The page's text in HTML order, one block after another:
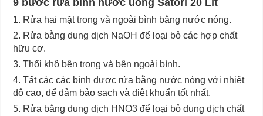
9 bước rửa bình nước uống Satori 20 Lít
Rửa hai mặt trong và ngoài bình bằng nước nóng.
Rửa bằng dung dịch NaOH để loại bỏ các hợp chất
hữu cơ.
Thổi khô bên trong và bên ngoài bình.
Tất các các bình được rửa bằng nước nóng với nhiệt
độ cao, để đảm bảo sạch và diệt khuẩn tốt nhất.
Rửa bằng dung dịch HNO3 để loại bỏ dung dịch chất